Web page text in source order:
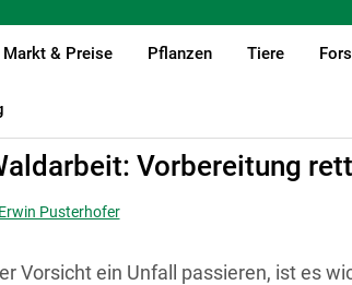
Markt & Preise Pflanzen Tiere
­Vorbereitung
Erwin Pusterhofer
Vorsicht ein Unfall passieren, ist es